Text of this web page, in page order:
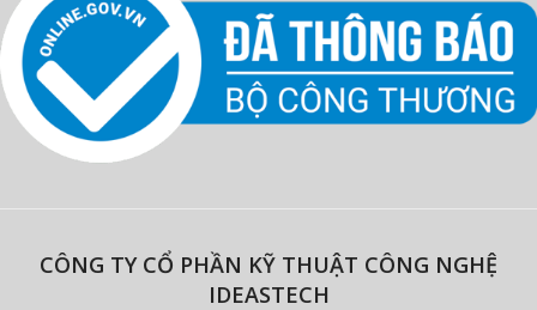
CÔNG TY CỔ PHẦN KỸ THUẬT CÔNG NGHỆ
IDEASTECH